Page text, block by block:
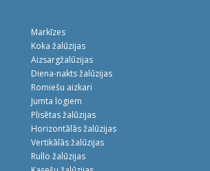
Markīzes
Koka žalūzijas
Aizsargžalūzijas
Diena-nakts žalūzijas
Romiešu aizkari
Jumta logiem
Plisētas žalūzijas
Horizontālās žalūzijas
Vertikālās žalūzijas
Rullo žalūzijas